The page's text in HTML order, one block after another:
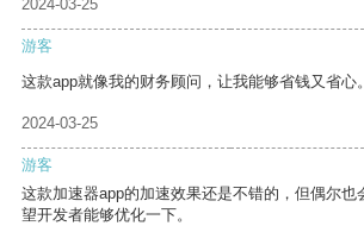
2024-03-25
游客
这款app就像我的财务顾问，让我能够省钱又省心。
2024-03-25
游客
这款加速器app的加速效果还是不错的，但偶尔也
望开发者能够优化一下。